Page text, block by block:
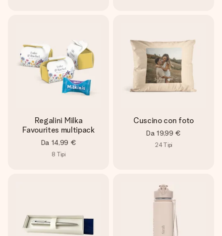
Regalini Milka
Favourites multipack
Da 14,99 €
8 Tipi
Cuscino con foto
Da 19,99 €
24Tipi